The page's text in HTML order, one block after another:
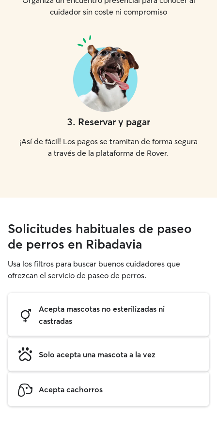
cuidador sin coste ni compromiso
3. Reservar y pagar
¡Así de fácil! Los pagos se tramitan de forma segura
a través de la plataforma de Rover.
Solicitudes habituales de paseo
de perros en Ribadavia
Usa los filtros para buscar buenos cuidadores que
ofrezcan el servicio de paseo de perros.
Acepta mascotas no esterilizadas ni
castradas
Solo acepta una mascota a la vez
Acepta cachorros